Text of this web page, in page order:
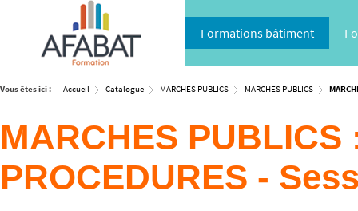
Formations bâtiment
Vous êtes ici : Accueil Catalogue MARCHES PUBLICS MARCHES PUBLICS
MARCHES PUBLICS
PROCEDURES -